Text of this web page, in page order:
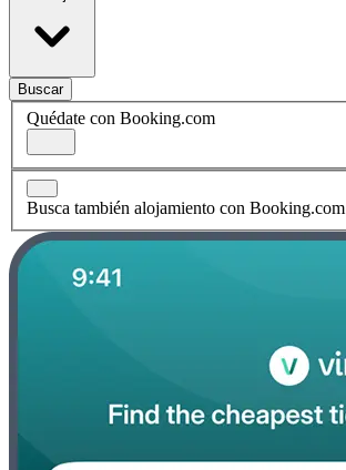
Buscar
Quédate con Booking.com
Busca también alojamiento con Booking.com